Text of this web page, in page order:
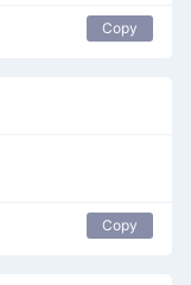
Copy
Copy